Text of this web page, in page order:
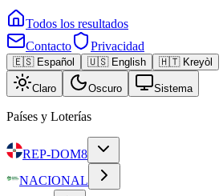
Todos los resultados
Contacto
Privacidad
🇪🇸 Español 🇺🇸 English 🇭🇹 Kreyòl
Claro Oscuro Sistema
Países y Loterías
REP-DOM8
NACIONAL